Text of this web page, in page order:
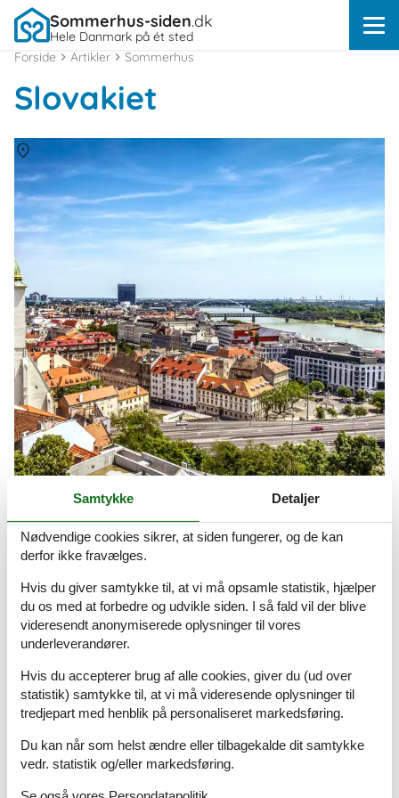
Sommerhus-siden.dk
Hele Danmark på ét sted
Forside
Artikler Sommerhus
Slovakiet
Sommerhuse i Slovakiet
Her findes mange varme og mineralholdige kilder, og Slovakiet
byder derfor på en perlerække af dejlige wellness- og kursteder.
Vandfald, floder, bjerge og skove giver rig mulighed for alle
former for aktiv ferie.
Slovakiet
Artikeltyper
Alle
Sommerhus
Alle
Slovakiet
Samtykke Detaljer
Nødvendige cookies sikrer, at siden fungerer, og de kan
derfor ikke fravælges.
Hvis du giver samtykke til, at vi må opsamle statistik, hjælper
du os med at forbedre og udvikle siden. I så fald vil der blive
videresendt anonymiserede oplysninger til vores
underleverandører.
Hvis du accepterer brug af alle cookies, giver du (ud over
statistik) samtykke til, at vi må videresende oplysninger til
tredjepart med henblik på personaliseret markedsføring.
Du kan når som helst ændre eller tilbagekalde dit samtykke
vedr. statistik og/eller markedsføring.